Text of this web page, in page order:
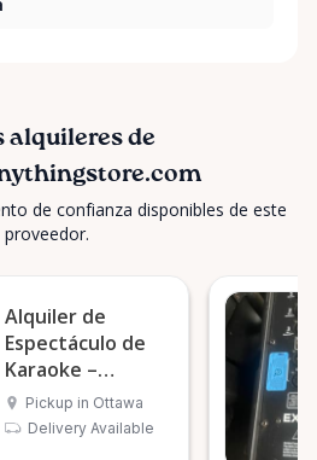
alquileres de
de confianza disponibles de este
proveedor.
Alquiler de
Espectáculo de
Karaoke –
Eventos de Fiesta
en Ottawa
Pickup in Ottawa
Delivery Available